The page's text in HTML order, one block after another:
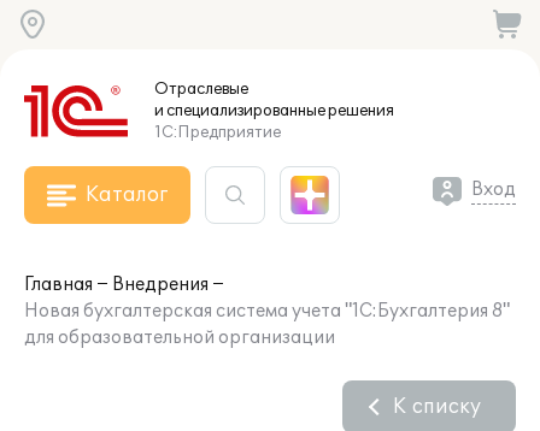
Отраслевые
и специализированныерешения
1С:Предприятие
Каталог Вход
Главная
Внедрения
Новая бухгалтерская система учета "1С:Бухгалтерия 8"
для образовательной организации
К списку